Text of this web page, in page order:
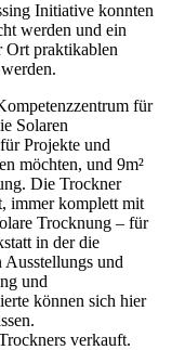
Initiative konnten
werden und ein
Ort praktikablen
für
Solaren
Projekte und
möchten, und 9m²
Die Trockner
immer komplett mit
Trocknung – für
in der die
und
und
können sich hier
verkauft.